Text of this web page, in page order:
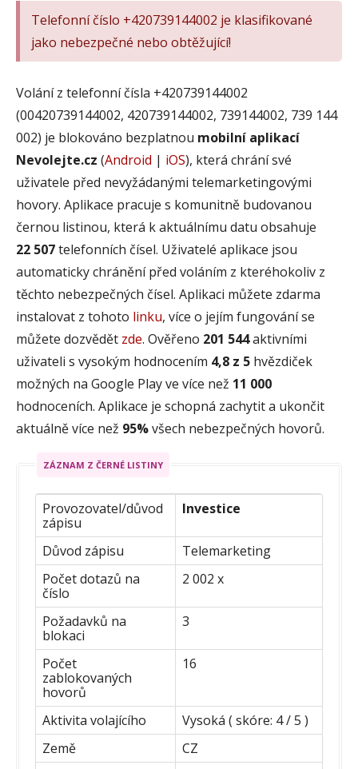
Telefonní číslo +420739144002 je klasifikované
jako nebezpečné nebo obtěžující!
Volání z telefonní čísla +420739144002
(00420739144002, 420739144002, 739144002, 739 144
002) je blokováno bezplatnou mobilní aplikací
Nevolejte.cz (Android | iOS), která chrání své
uživatele před nevyžádanými telemarketingovými
hovory. Aplikace pracuje s komunitně budovanou
černou listinou, která k aktuálnímu datu obsahuje
22 507telefonních čísel. Uživatelé aplikace jsou
automaticky chránění před voláním z kteréhokoliv z
těchto nebezpečných čísel. Aplikaci můžete zdarma
instalovat z tohoto linku, více o jejím fungování se
můžete dozvědět zde. Ověřeno 201 544aktivními
uživateli s vysokým hodnocením 4,8 z 5 hvězdiček
možných na Google Play ve více než 11 000
hodnoceních. Aplikace je schopná zachytit a ukončit
aktuálně více než 95%všech nebezpečných hovorů.
ZÁZNAM Z ČERNÉ LISTINY
Provozovatel/důvod
zápisu
Investice
Důvod zápisu
Telemarketing
Počet dotazů na
číslo
2 002 x
Požadavků na
blokaci
3
Počet
zablokovaných
hovorů
16
Aktivita volajícího
Vysoká ( skóre: 4 / 5 )
Země
CZ